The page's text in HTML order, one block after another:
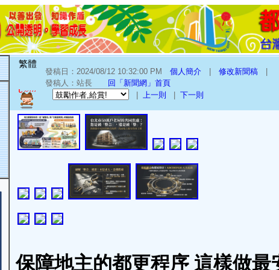
繁體
發稿日：2024/08/12 10:32:00 PM 個人簡介| 修改新聞稿|
發稿人：站長
回「新聞網」首頁
上一則 下一則
保障地主的都更程序 這樣做最